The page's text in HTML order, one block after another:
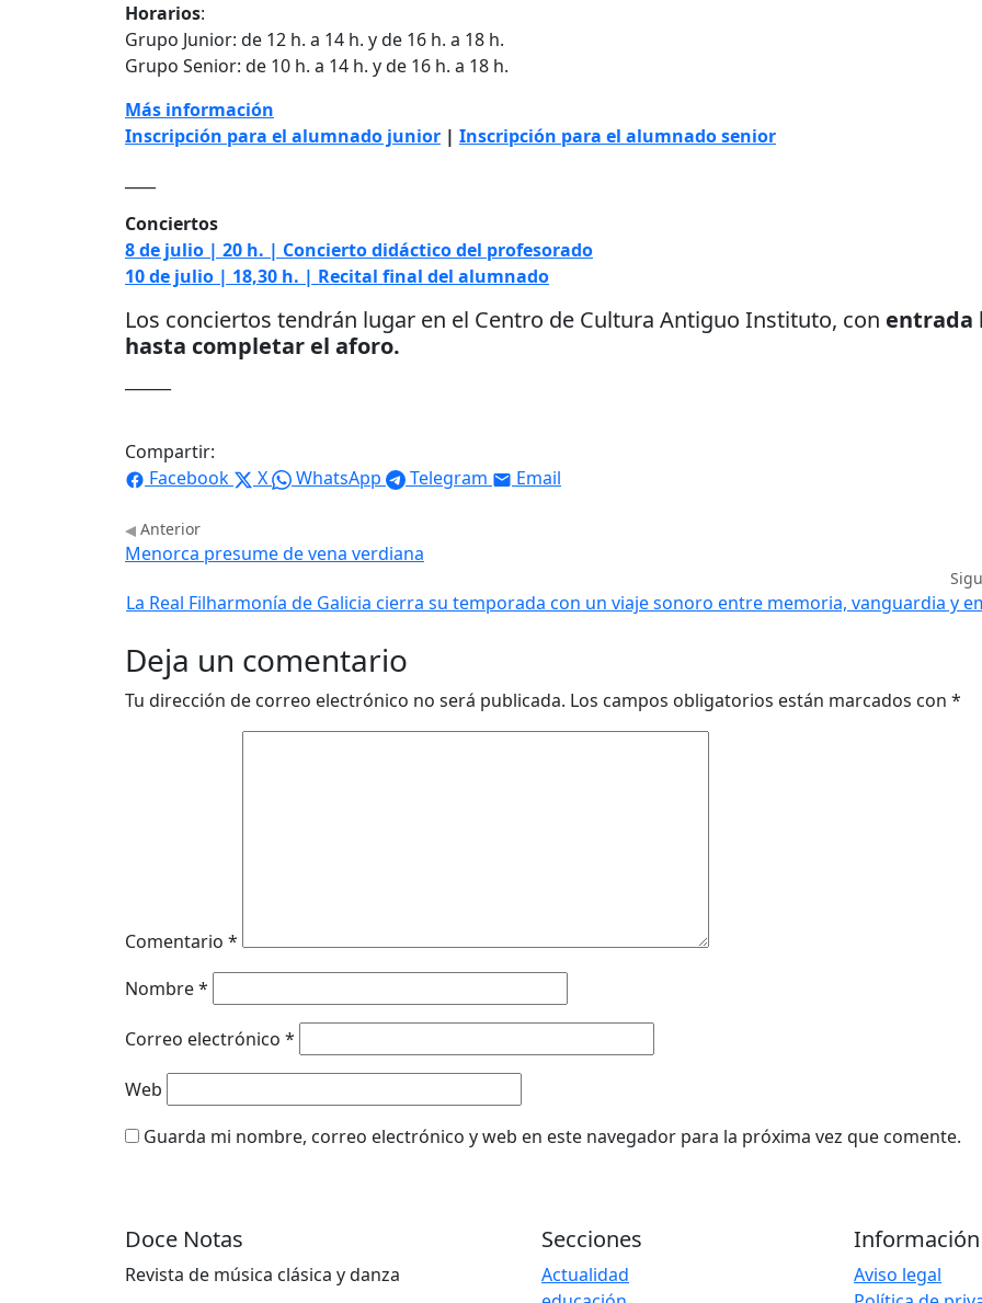
Horarios:
Grupo Junior: de 12 h. a 14 h. y de 16 h. a 18 h.
Grupo Senior: de 10 h. a 14 h. y de 16 h. a 18 h.
Más información
Inscripción para el alumnado junior | Inscripción para el alumnado senior
Conciertos
8 de julio | 20 h. | Concierto didáctico del profesorado
10 de julio | 18,30 h. | Recital final del alumnado
Los conciertos tendrán lugar en el Centro de Cultura Antiguo Instituto, con entrada
hasta completar el aforo.
Compartir:
Facebook
X WhatsApp Telegram Email
Anterior
Menorca presume de vena verdiana
La Real Filharmonía de Galicia cierra su temporada con un viaje sonoro entre memoria, vanguardia y
Deja un comentario
Tu dirección de correo electrónico no será publicada. Los campos obligatorios están marcados con *
Comentario *
Nombre*
Correo electrónico *
Web
Guarda mi nombre, correo electrónico y web en este navegador para la próxima vez que comente.
Doce Notas
Revista de música clásica y danza
Secciones
Actualidad
Información
Aviso legal